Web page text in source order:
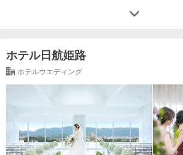
ホテル日航姫路
ホテルウエディング